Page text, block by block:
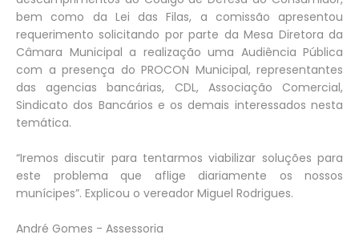
bem como da Lei das Filas, a comissão apresentou
requerimento solicitando por parte da Mesa Diretora da
Câmara Municipal a realização uma Audiência Pública
com a presença do PROCON Municipal, representantes
das agencias bancárias, CDL, Associação Comercial,
Sindicato dos Bancários e os demais interessados nesta
temática.
“Iremos discutir para tentarmos viabilizar soluções para
este problema que aflige diariamente os nossos
munícipes”. Explicou o vereador Miguel Rodrigues.
André Gomes - Assessoria